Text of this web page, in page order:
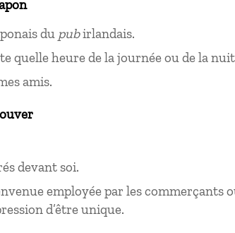
du pubirlandais.
quelle heure de la journée ou de la
amis.
devant soi.
employée par les commerçants
d’être unique.